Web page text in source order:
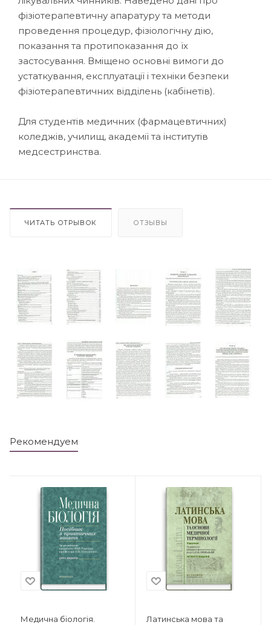
фізіотерапевтичну апаратуру та методи
проведення процедур, фізіологічну дію,
показання та протипоказання до їх
застосування. Вміщено основні вимоги до
устаткування, експлуатації і техніки безпеки
фізіотерапевтичних відділень (кабінетів).
Для студентів медичних (фармацевтичних)
коледжів, училищ, академії та інститутів
медсестринства.
ЧИТАТЬ ОТРЫВОК ОТЗЫВЫ
Рекомендуем
Медична біологія.
Латинська мова та